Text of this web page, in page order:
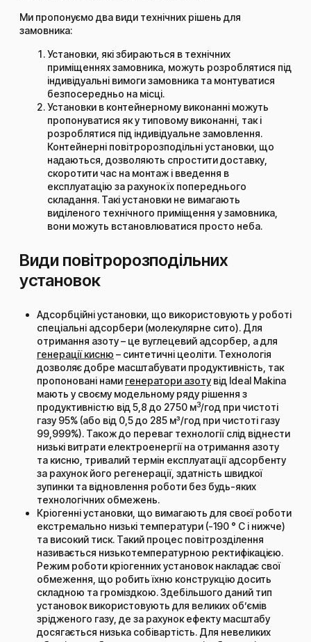
Ми пропонуємо два види технічних рішень для
замовника:
Установки, які збираються в технічних
приміщеннях замовника, можуть розроблятися під
індивідуальні вимоги замовника та монтуватися
безпосередньо на місці.
Установки в контейнерному виконанні можуть
пропонуватися як у типовому виконанні, так і
розроблятися під індивідуальне замовлення.
Контейнерні повітророзподільні установки, що
надаються, дозволяють спростити доставку,
скоротити час на монтаж і введення в
експлуатацію за рахунок їх попереднього
складання. Такі установки не вимагають
виділеного технічного приміщення у замовника,
вони можуть встановлюватися просто неба.
Види повітророзподільних
установок
Адсорбційні установки, що використовують у роботі
спеціальні адсорбери (молекулярне сито). Для
отримання азоту – це вуглецевий адсорбер, а для
генерації кисню – синтетичні цеоліти. Технологія
дозволяє добре масштабувати продуктивність, так
пропоновані нами генератори азоту від Ideal Makina
мають у своєму модельному ряду рішення з
продуктивністю від 5,8 до 2750 м3/год при чистоті
газу 95% (або від 0,5 до 285 м³/год при чистоті газу
99,999%). Також до переваг технології слід віднести
низькі витрати електроенергії на отримання азоту
та кисню, тривалий термін експлуатації адсорбенту
за рахунок його регенерації, здатність швидкої
зупинки та відновлення роботи без будь-яких
технологічних обмежень.
Кріогенні установки, що вимагають для своєї роботи
екстремально низькі температури (-190 ° C і нижче)
та високий тиск. Такий процес повітрозділення
називається низькотемпературною ректифікацією.
Режим роботи кріогенних установок накладає свої
обмеження, що робить їхню конструкцію досить
складною та громіздкою. Здебільшого даний тип
установок використовують для великих об’ємів
зрідженого газу, де за рахунок ефекту масштабу
досягається низька собівартість. Для невеликих